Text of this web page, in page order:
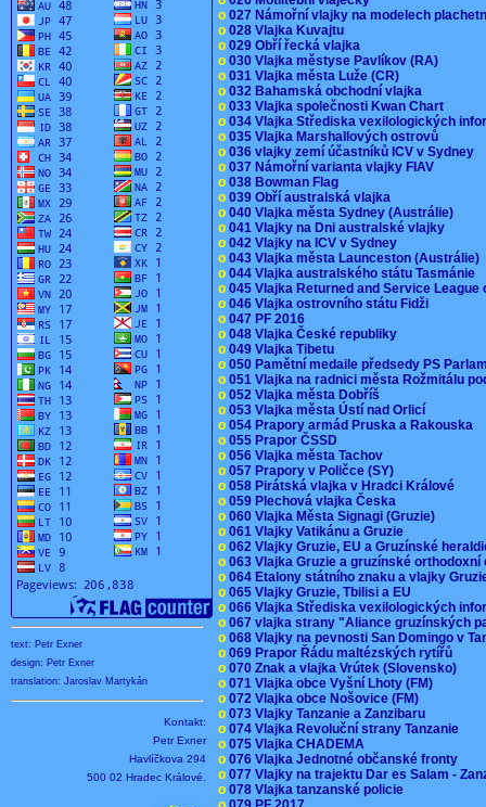
text: Petr Exner
design: Petr Exner
translation: Jaroslav Martykán
Kontakt:
Petr Exner
Havlíčkova 294
500 02 Hradec Králové.
o 027 Námořní vlajky na modelech
o 028 Vlajka Kuvajtu
o 029 Obří řecká vlajka
o 030 Vlajka městyse Pavlíkov (RA)
o 031 Vlajka města Luže (CR)
o 032 Bahamská obchodní vlajka
o 033 Vlajka společnosti Kwan Chart
o 034 Vlajka Střediska vexilologických
o 035 Vlajka Marshallových ostrovů
o 036 vlajky zemí účastníků ICV v Sydney
o 037 Námořní varianta vlajky FIAV
o 038 Bowman Flag
o 039 Obří australská vlajka
o 040 Vlajka města Sydney (Austrálie)
o 041 Vlajky na Dni australské vlajky
o 042 Vlajky na ICV v Sydney
o 043 Vlajka města Launceston (Austrálie)
o 044 Vlajka australského státu Tasmánie
o 045 Vlajka Returned and Service
o 046 Vlajka ostrovního státu Fidži
o 047 PF 2016
o 048 Vlajka České republiky
o 049 Vlajka Tibetu
o 050 Pamětní medaile předsedy PS
o 051 Vlajka na radnici města Rožmitálu
o 052 Vlajka města Dobříš
o 053 Vlajka města Ústí nad Orlicí
o 054 Prapory armád Pruska a Rakouska
o 055 Prapor ČSSD
o 056 Vlajka města Tachov
o 057 Prapory v Poličce (SY)
o 058 Pirátská vlajka v Hradci Králové
o 059 Plechová vlajka Česka
o 060 Vlajka Města Signagi (Gruzie)
o 061 Vlajky Vatikánu a Gruzie
o 062 Vlajky Gruzie, EU a Gruzínské
o 063 Vlajka Gruzie a gruzínské
o 064 Etalony státního znaku a vlajky
o 065 Vlajky Gruzie, Tbilisi a EU
o 066 Vlajka Střediska vexilologických
o 067 vlajka strany "Aliance gruzínských
o 068 Vlajky na pevnosti San Domingo v
o 069 Prapor Řádu maltézských rytířů
o 070 Znak a vlajka Vrútek (Slovensko)
o 071 Vlajka obce Vyšní Lhoty (FM)
o 072 Vlajka obce Nošovice (FM)
o 073 Vlajky Tanzanie a Zanzibaru
o 074 Vlajka Revoluční strany Tanzanie
o 075 Vlajka CHADEMA
o 076 Vlajka Jednotné občanské fronty
o 077 Vlajky na trajektu Dar es Salam -
o 078 Vlajka tanzanské policie